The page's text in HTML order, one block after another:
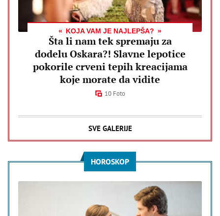
KOJA VAM JE NAJLEPŠA?
Šta li nam tek spremaju za
dodelu Oskara?! Slavne lepotice
pokorile crveni tepih kreacijama
koje morate da vidite
10 Foto
SVE GALERIJE
HOROSKOP